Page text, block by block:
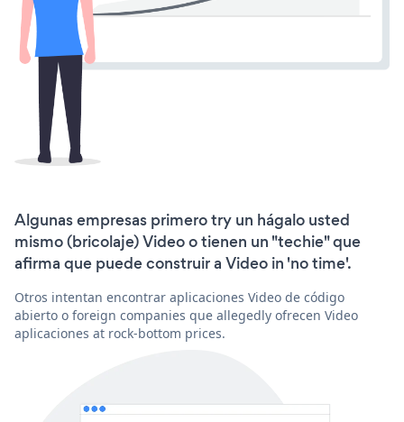
Algunas empresas primero try un hágalo usted
mismo (bricolaje) Video o tienen un "techie" que
afirma que puede construir a Video in 'no time'.
Otros intentan encontrar aplicaciones Video de código
abierto o foreign companies que allegedly ofrecen Video
aplicaciones at rock-bottom prices.